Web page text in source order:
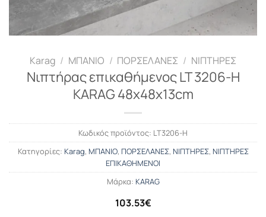
Karag / ΜΠΑΝΙΟ / ΠΟΡΣΕΛΑΝΕΣ / ΝΙΠΤΗΡΕΣ
Νιπτήρας επικαθήμενος LT 3206-H
KARAG 48x48x13cm
Κωδικός προϊόντος: LT3206-H
Κατηγορίες: Karag, ΜΠΑΝΙΟ, ΠΟΡΣΕΛΑΝΕΣ, ΝΙΠΤΗΡΕΣ, ΝΙΠΤΗΡΕΣ
ΕΠΙΚΑΘΗΜΕΝΟΙ
Μάρκα: KARAG
103.53€